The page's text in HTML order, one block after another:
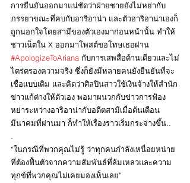
การยืนยันออกมาแน่ชัดว่าฝ่ายชายยังไม่หย่ากับ
ภรรยาขณะที่คบกับอาริอาน่า และตัวอาริอาน่าเองก็
ถูกนอกใจโดยสามีของตัวเองมาก่อนหน้านั้น ทำให้
ชาวเน็ตใน X ออกมาโพสต์ขอโทษเธอผ่าน
#ApologizeToAriana กับการเสพสื่อด้านเดียวและไม่
ไตร่ตรองความจริง ซึ่งก็ยังมีหลายคนยังยืนยันที่จะ
เชื่อแบบเดิม และคิดว่าศิลปินสาวใช้เงินจ้างให้สำนัก
ข่าวแก้ต่างให้ตัวเอง พอมาผนวกกับข่าวการฟ้อง
หย่าระหว่างอาริอาน่ากับอดีตสามีเมื่อต้นเดือน
มีนาคมที่ผ่านมา ก็ทำให้เรื่องราวเริ่มกระจ่างขึ้น..
.
“ในกรณีที่พวกคุณไม่รู้ ว่าทุกคนกำลังเหนื่อยหน่าย
ที่ต้องฟื้นตัวจากความสัมพันธ์ที่ล้มเหลวและความ
ทุกข์ที่พวกคุณไม่เคยมองเห็นเลย”